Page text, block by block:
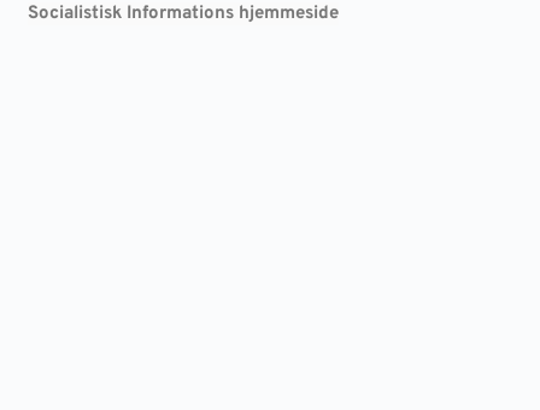
Socialistisk Informations hjemmeside